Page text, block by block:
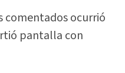
comentados ocurrió
pantalla con